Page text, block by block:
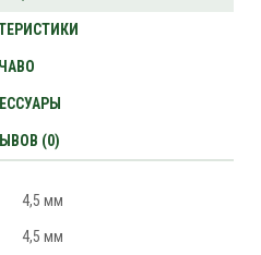
ЧАВО
(0)
4,5 мм
4,5 мм